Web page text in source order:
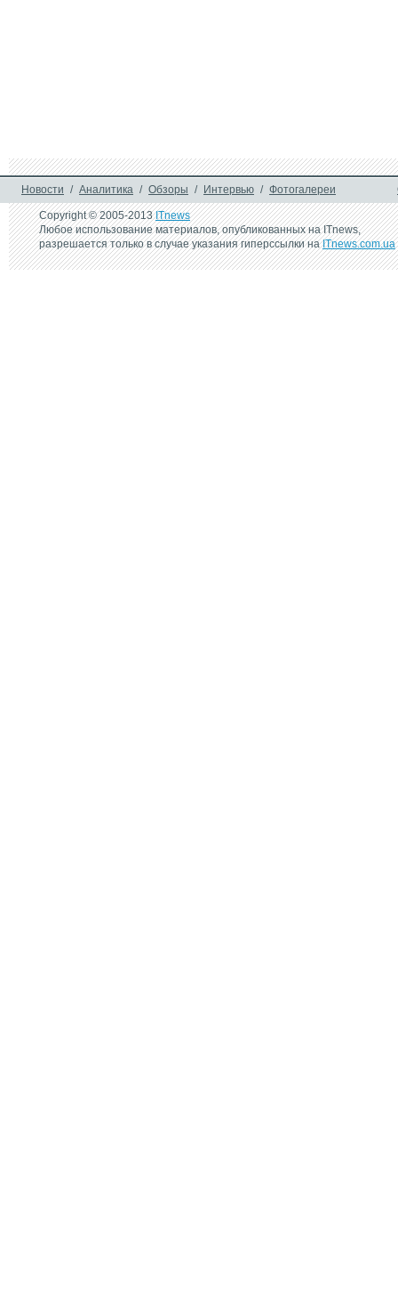
Новости / Аналитика / Обзоры / Интервью / Фотогалереи
Copyright © 2005-2013ITnews
Любое использование материалов, опубликованных на ITnews,
разрешается только в случае указания гиперссылки наITnews.com.ua